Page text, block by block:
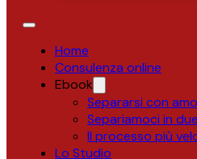
Home
Consulenza online
Ebook
Separarsi con
Separiamoci in
Il processo più
Lo Studio